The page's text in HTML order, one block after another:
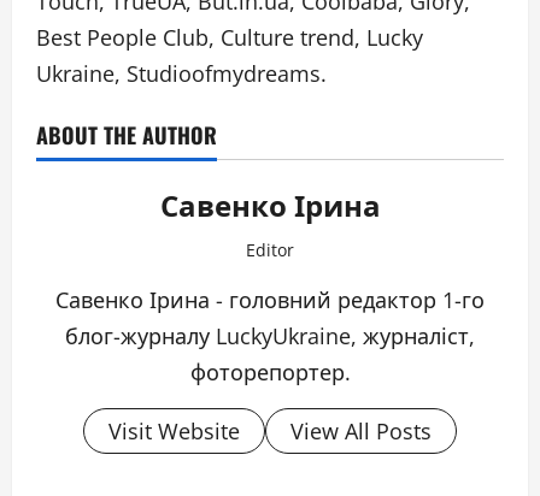
Best People Club, Culture trend, Lucky
Ukraine, Studioofmydreams.
ABOUT THE AUTHOR
Савенко Ірина
Editor
Савенко Ірина - головний редактор 1-го
блог-журналу LuckyUkraine, журналіст,
фоторепортер.
Visit Website View All Posts